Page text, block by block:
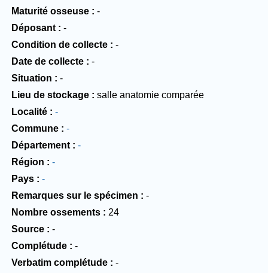
Maturité osseuse
-
Déposant
-
Condition de collecte
-
Date de collecte
-
Situation
-
Lieu de stockage
salle anatomie comparée
Localité
-
Commune
-
Département
-
Région
-
Pays
-
Remarques sur le spécimen
-
Nombre ossements
24
Source
-
Complétude
-
Verbatim complétude
-